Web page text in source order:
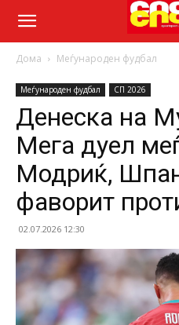
Дома Меѓународен фудбал
Меѓународен фудбал СП 2026
Денеска на
Мега дуел
Модриќ,
фаворит
02.07.2026 12:30